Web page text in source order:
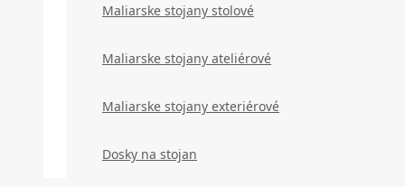
Maliarske stojany stolové
Maliarske stojany ateliérové
Maliarske stojany exteriérové
Dosky na stojan